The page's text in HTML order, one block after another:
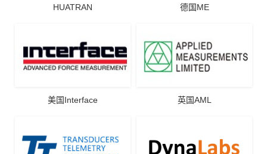
HUATRAN 德国ME
美国Interface 英国AML